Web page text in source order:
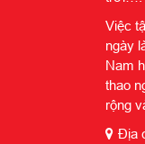
Việc
ngày
Nam
thao
rộng
Địa